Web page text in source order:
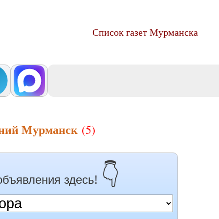
Список газет Мурманска
Мурманск (5)
здесь! 👇